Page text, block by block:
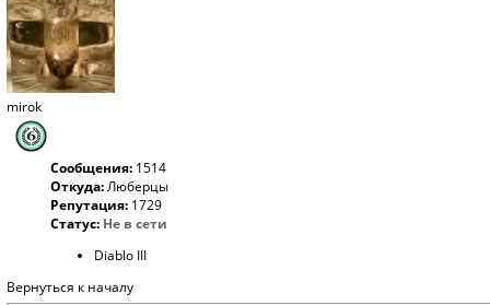
mirok
Сообщения: 1514
Откуда:Люберцы
Репутация: 1729
Статус: Не в сети
Diablo III
Вернуться к началу